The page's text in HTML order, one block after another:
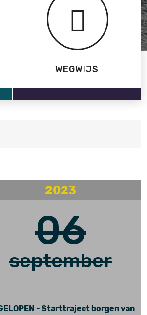
WEGWIJS
2023
06
september
- Starttraject borgen van